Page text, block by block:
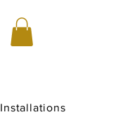
Installations